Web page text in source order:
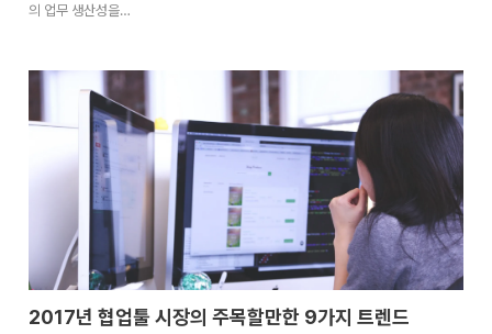
의 업무 생산성을…
2017년 협업툴 시장의 주목할만한 9가지 트렌드